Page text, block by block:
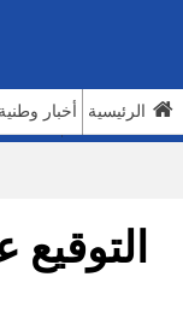
الرئيسية أخبار وطنية